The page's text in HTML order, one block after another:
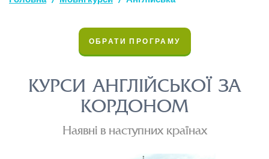
ОБРАТИ ПРОГРАМУ
КУРСИ АНГЛІЙСЬКОЇ ЗА
КОРДОНОМ
Наявні в наступних країнах